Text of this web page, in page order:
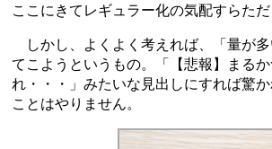
ここにきてレギュラー化の気配すらた
しかし、よくよく考えれば、「量が
てこようというもの。「【悲報】まる
れ・・・」みたいな見出しにすれば驚
ことはやりません。